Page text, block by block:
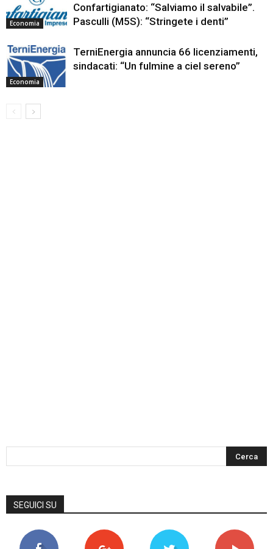
Economia
Confartigianato: “Salviamo il salvabile”.
Pasculli (M5S): “Stringete i denti”
Economia
TerniEnergia annuncia 66 licenziamenti,
sindacati: “Un fulmine a ciel sereno”
SEGUICI SU